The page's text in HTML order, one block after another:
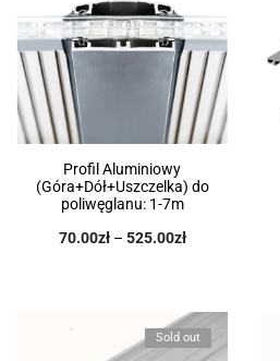
Profil Aluminiowy
(Góra+Dół+Uszczelka) do
poliwęglanu: 1-7m
70.00zł – 525.00zł
Sold out